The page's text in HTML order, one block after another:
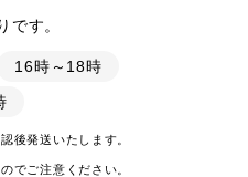
です。
16時～18時
後発送いたします。
でご注意ください。